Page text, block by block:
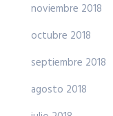
noviembre 2018
octubre 2018
septiembre 2018
agosto 2018